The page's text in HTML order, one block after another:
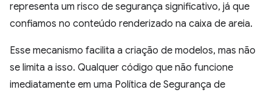
representa um risco de segurança significativo, já que
confiamos no conteúdo renderizado na caixa de areia.
Esse mecanismo facilita a criação de modelos, mas não
se limita a isso. Qualquer código que não funcione
imediatamente em uma Política de Segurança de